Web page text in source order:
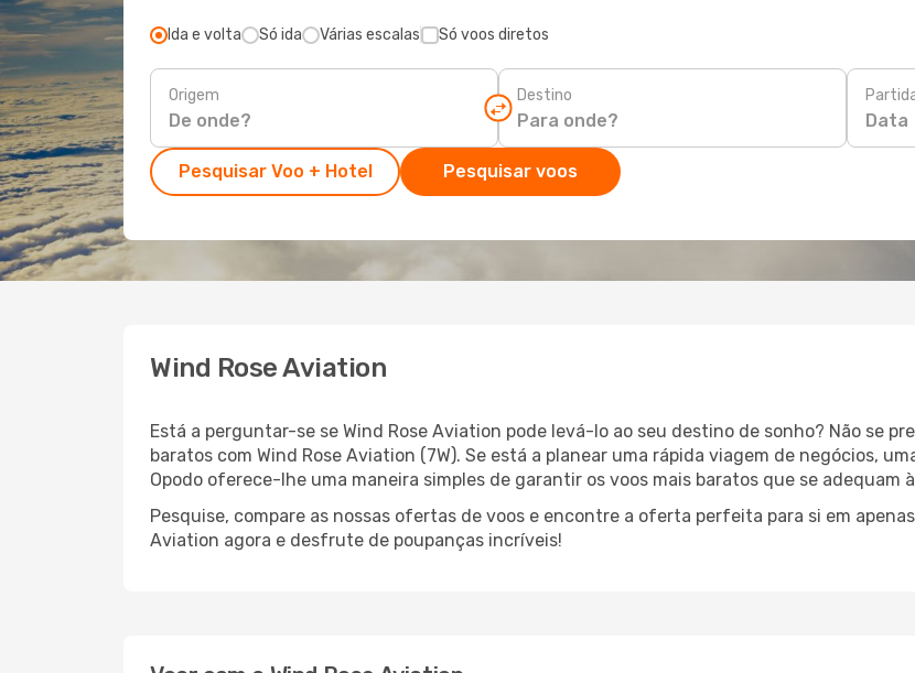
Ida e volta Só ida Várias escalas Só voos diretos
Origem Destino
Data
Pesquisar Voo + Hotel Pesquisar voos
Wind Rose Aviation
Está a perguntar-se se Wind Rose Aviation pode levá-lo ao seu destino de sonho? Não se
baratos com Wind Rose Aviation (7W). Se está a planear uma rápida viagem de negócios,
Opodo oferece-lhe uma maneira simples de garantir os voos mais baratos que se adequam
Pesquise, compare as nossas ofertas de voos e encontre a oferta perfeita para si em
Aviation agora e desfrute de poupanças incríveis!